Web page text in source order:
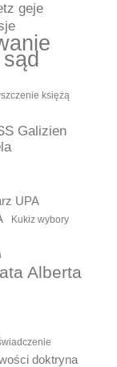
geje
księżą
Galizien
UPA
Kukiz wybory
Alberta
doktryna